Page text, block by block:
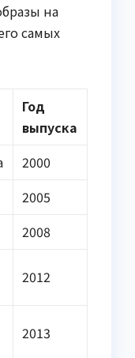
на
самых
Год
выпуска
2000
2005
2008
2012
2013